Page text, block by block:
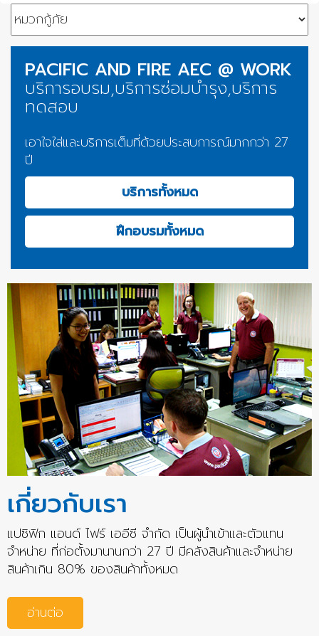
PACIFIC AND FIRE AEC @ WORK
บริการอบรม,บริการซ่อมบำรุง,บริการ
ทดสอบ
เอาใจใส่และบริการเต็มที่ด้วยประสบการณ์มากกว่า 27
ปี
บริการทั้งหมด
ฝึกอบรมทั้งหมด
เกี่ยวกับเรา
แปซิฟิก แอนด์ ไฟร์ เออีซี จำกัด เป็นผู้นำเข้าและตัวแทน
จำหน่าย ที่ก่อตั้งมานานกว่า 27 ปี มีคลังสินค้าและจำหน่าย
สินค้าเกิน 80% ของสินค้าทั้งหมด
อ่านต่อ